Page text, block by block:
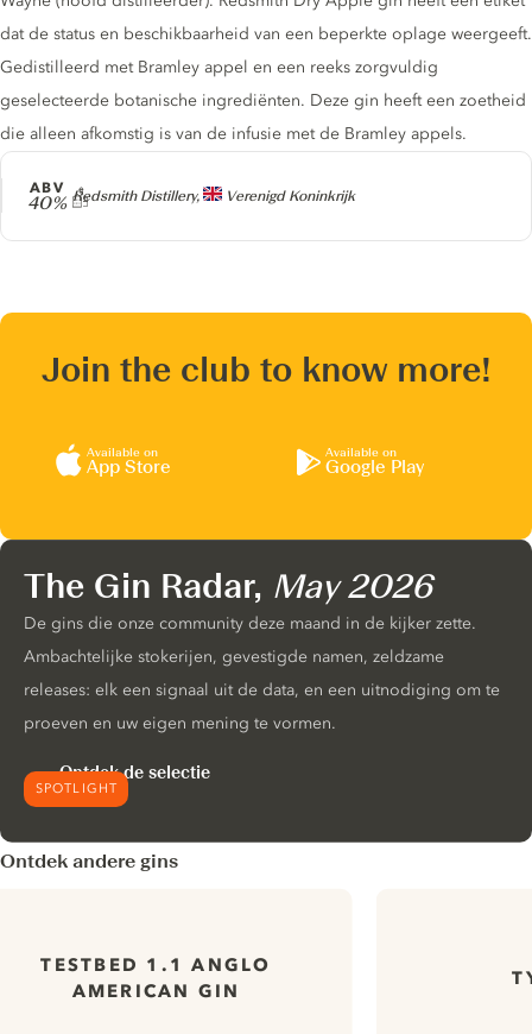
Producer
Redsmith Distillery, Verenigd Koninkrijk
ABV
40%
dat de status en beschikbaarheid van een beperkte oplage weergeeft.
Gedistilleerd met Bramley appel en een reeks zorgvuldig
geselecteerde botanische ingrediënten. Deze gin heeft een zoetheid
die alleen afkomstig is van de infusie met de Bramley appels.
Join the club to know more!
Available on
App Store
Available on
Google Play
SPOTLIGHT
The Gin Radar, May 2026
De gins die onze community deze maand in de kijker zette.
Ambachtelijke stokerijen, gevestigde namen, zeldzame
releases: elk een signaal uit de data, en een uitnodiging om te
proeven en uw eigen mening te vormen.
Ontdek de selectie
Ontdek andere gins
TESTBED 1.1 ANGLO
AMERICAN GIN